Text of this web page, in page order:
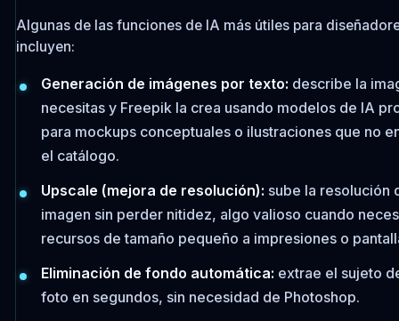
Algunas de las funciones de IA más útiles para
incluyen:
Generación de imágenes por texto: describe la
necesitas y Freepik la crea usando modelos de IA
para mockups conceptuales o ilustraciones que no
el catálogo.
Upscale (mejora de resolución): sube la resolución
imagen sin perder nitidez, algo valioso cuando
recursos de tamaño pequeño a impresiones o
Eliminación de fondo automática: extrae el sujeto
foto en segundos, sin necesidad de Photoshop.